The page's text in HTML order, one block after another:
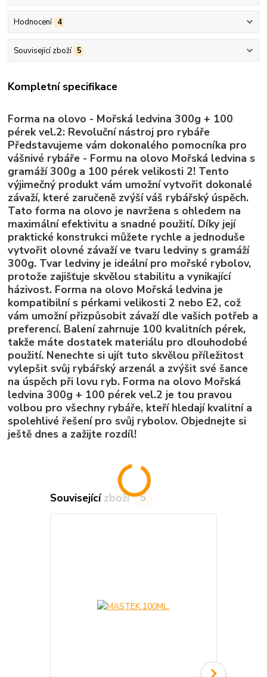
Hodnocení 4
Související zboží 5
Kompletní specifikace
Forma na olovo - Mořská ledvina 300g + 100
pérek vel.2: Revoluční nástroj pro rybáře
Představujeme vám dokonalého pomocníka pro
vášnivé rybáře - Formu na olovo Mořská ledvina s
gramáží 300g a 100 pérek velikosti 2! Tento
výjimečný produkt vám umožní vytvořit dokonalé
závaží, které zaručeně zvýší váš rybářský úspěch.
Tato forma na olovo je navržena s ohledem na
maximální efektivitu a snadné použití. Díky její
praktické konstrukci můžete rychle a jednoduše
vytvořit olovné závaží ve tvaru ledviny s gramáží
300g. Tvar ledviny je ideální pro mořské rybolov,
protože zajišťuje skvělou stabilitu a vynikající
házivost. Forma na olovo Mořská ledvina je
kompatibilní s pérkami velikosti 2 nebo E2, což
vám umožní přizpůsobit závaží dle vašich potřeb a
preferencí. Balení zahrnuje 100 kvalitních pérek,
takže máte dostatek materiálu pro dlouhodobé
použití. Nenechte si ujít tuto skvělou příležitost
vylepšit svůj rybářský arzenál a zvýšit své šance
na úspěch při lovu ryb. Forma na olovo Mořská
ledvina 300g + 100 pérek vel.2 je tou pravou
volbou pro všechny rybáře, kteří hledají kvalitní a
spolehlivé řešení pro svůj rybolov. Objednejte si
ještě dnes a zažijte rozdíl!
Související zboží 5